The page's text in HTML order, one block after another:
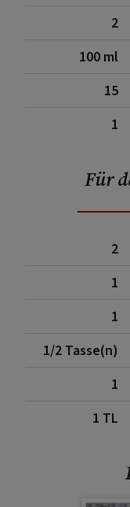
2
100 ml
15
1
Für
2
1
1
1/2 Tasse(n)
1
1 TL